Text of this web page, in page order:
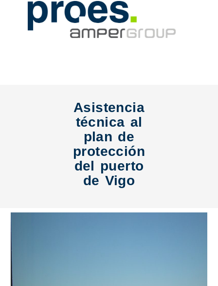
Asistencia
técnica al
plan de
protección
del puerto
de Vigo